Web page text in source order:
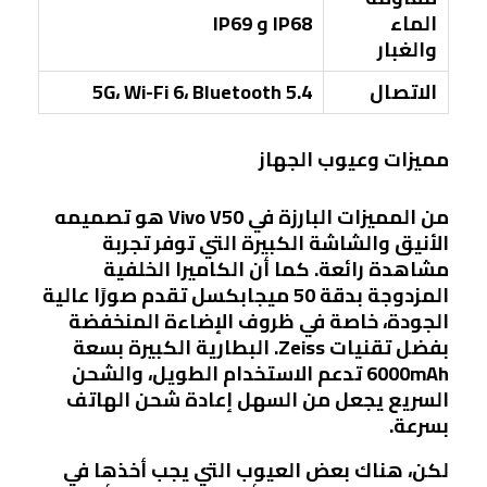
الماء
والغبار
IP68 و IP69
الاتصال
5G، Wi-Fi 6، Bluetooth 5.4
مميزات وعيوب الجهاز
من المميزات البارزة في Vivo V50 هو تصميمه
الأنيق والشاشة الكبيرة التي توفر تجربة
مشاهدة رائعة. كما أن الكاميرا الخلفية
المزدوجة بدقة 50 ميجابكسل تقدم صورًا عالية
الجودة، خاصة في ظروف الإضاءة المنخفضة
بفضل تقنيات Zeiss. البطارية الكبيرة بسعة
6000mAh تدعم الاستخدام الطويل، والشحن
السريع يجعل من السهل إعادة شحن الهاتف
بسرعة.
لكن، هناك بعض العيوب التي يجب أخذها في